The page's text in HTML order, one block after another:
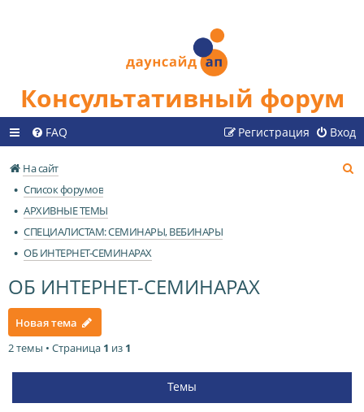
Консультативный форум
FAQ Вход
Регистрация
На сайт
Список форумов
АРХИВНЫЕ ТЕМЫ
СПЕЦИАЛИСТАМ: СЕМИНАРЫ, ВЕБИНАРЫ
ОБ ИНТЕРНЕТ-СЕМИНАРАХ
ОБ ИНТЕРНЕТ-СЕМИНАРАХ
Новая тема
2 темы • Страница 1 из 1
Темы